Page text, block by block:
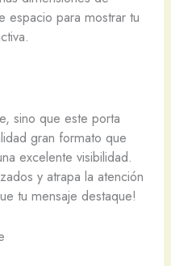
espacio para mostrar tu
sino que este porta
gran formato que
excelente visibilidad.
y atrapa la atención
tu mensaje destaque!